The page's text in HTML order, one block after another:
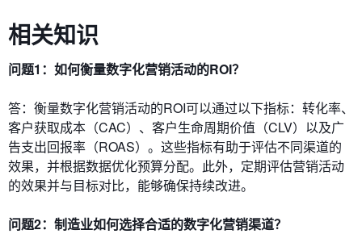
相关知识
问题1：如何衡量数字化营销活动的ROI？
答：衡量数字化营销活动的ROI可以通过以下指标：转化率、
客户获取成本（CAC）、客户生命周期价值（CLV）以及广
告支出回报率（ROAS）。这些指标有助于评估不同渠道的
效果，并根据数据优化预算分配。此外，定期评估营销活动
的效果并与目标对比，能够确保持续改进。
问题2：制造业如何选择合适的数字化营销渠道？